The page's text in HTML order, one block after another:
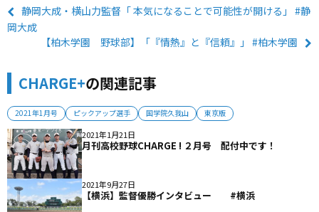
静岡大成・横山力監督「 本気になることで可能性が開ける」 #静
岡大成
【柏木学園 野球部】「『情熱』と『信頼』」 #柏木学園
CHARGE+の関連記事
2021年1月号 ピックアップ選手 国学院久我山 東京版
2021年1月21日
月刊高校野球CHARGE ! ２月号 配付中です！
2021年9月27日
【横浜】監督優勝インタビュー #横浜